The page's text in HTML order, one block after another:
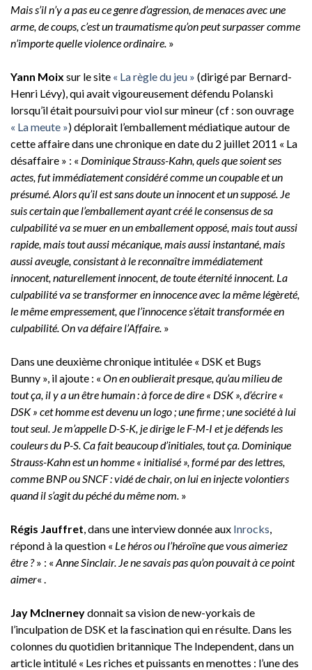
Mais s’il n’y a pas eu ce genre d’agression, de menaces avec une
arme, de coups, c’est un traumatisme qu’on peut surpasser comme
n’importe quelle violence ordinaire. »
Yann Moix sur le site « La règle du jeu » (dirigé par Bernard-
Henri Lévy), qui avait vigoureusement défendu Polanski
lorsqu’il était poursuivi pour viol sur mineur (cf : son ouvrage
« La meute ») déplorait l’emballement médiatique autour de
cette affaire dans une chronique en date du 2 juillet 2011 « La
désaffaire » : « Dominique Strauss-Kahn, quels que soient ses
actes, fut immédiatement considéré comme un coupable et un
présumé. Alors qu’il est sans doute un innocent et un supposé. Je
suis certain que l’emballement ayant créé le consensus de sa
culpabilité va se muer en un emballement opposé, mais tout aussi
rapide, mais tout aussi mécanique, mais aussi instantané, mais
aussi aveugle, consistant à le reconnaître immédiatement
innocent, naturellement innocent, de toute éternité innocent. La
culpabilité va se transformer en innocence avec la même légèreté,
le même empressement, que l’innocence s’était transformée en
culpabilité. On va défaire l’Affaire. »
Dans une deuxième chronique intitulée « DSK et Bugs
Bunny », il ajoute : « On en oublierait presque, qu’au milieu de
tout ça, il y a un être humain : à force de dire « DSK », d’écrire «
DSK » cet homme est devenu un logo ; une firme ; une société à lui
tout seul. Je m’appelle D-S-K, je dirige le F-M-I et je défends les
couleurs du P-S. Ca fait beaucoup d’initiales, tout ça. Dominique
Strauss-Kahn est un homme « initialisé », formé par des lettres,
comme BNP ou SNCF : vidé de chair, on lui en injecte volontiers
quand il s’agit du péché du même nom. »
Régis Jauffret , dans une interview donnée aux Inrocks
répond à la question « Le héros ou l’héroïne que vous aimeriez
être ?» : « Anne Sinclair. Je ne savais pas qu’on pouvait à ce point
aimer« .
Jay McInerneydonnait sa vision de new-yorkais de
l’inculpation de DSK et la fascination qui en résulte. Dans les
colonnes du quotidien britannique The Independent, dans un
article intitulé « Les riches et puissants en menottes : l’une des